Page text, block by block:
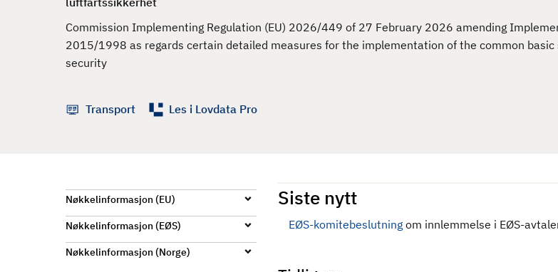
Commission Implementing Regulation (EU) 2026/449 of 27 February 2026 amending
2015/1998 as regards certain detailed measures for the implementation of the common basic
security
Transport Les i Lovdata Pro
Nøkkelinformasjon (EU)
Nøkkelinformasjon (EØS)
Nøkkelinformasjon (Norge)
Siste nytt
EØS-komitebeslutningom innlemmelse i EØS-